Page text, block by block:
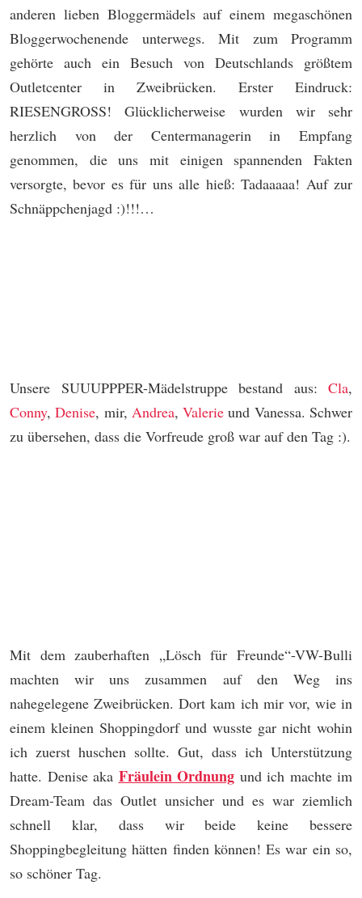
anderen lieben Bloggermädels auf einem megaschönen
Bloggerwochenende unterwegs. Mit zum Programm
gehörte auch ein Besuch von Deutschlands größtem
Outletcenter in Zweibrücken. Erster Eindruck:
RIESENGROSS! Glücklicherweise wurden wir sehr
herzlich von der Centermanagerin in Empfang
genommen, die uns mit einigen spannenden Fakten
versorgte, bevor es für uns alle hieß: Tadaaaaa! Auf zur
Schnäppchenjagd :)!!!…
Unsere SUUUPPPER-Mädelstruppe bestand aus: Cla,
Conny,Denise, mir, Andrea,Valerie und Vanessa. Schwer
zu übersehen, dass die Vorfreude groß war auf den Tag :).
Mit dem zauberhaften „Lösch für Freunde“-VW-Bulli
machten wir uns zusammen auf den Weg ins
nahegelegene Zweibrücken. Dort kam ich mir vor, wie in
einem kleinen Shoppingdorf und wusste gar nicht wohin
ich zuerst huschen sollte. Gut, dass ich Unterstützung
hatte. Denise aka Fräulein Ordnung und ich machte im
Dream-Team das Outlet unsicher und es war ziemlich
schnell klar, dass wir beide keine bessere
Shoppingbegleitung hätten finden können! Es war ein so,
so schöner Tag.